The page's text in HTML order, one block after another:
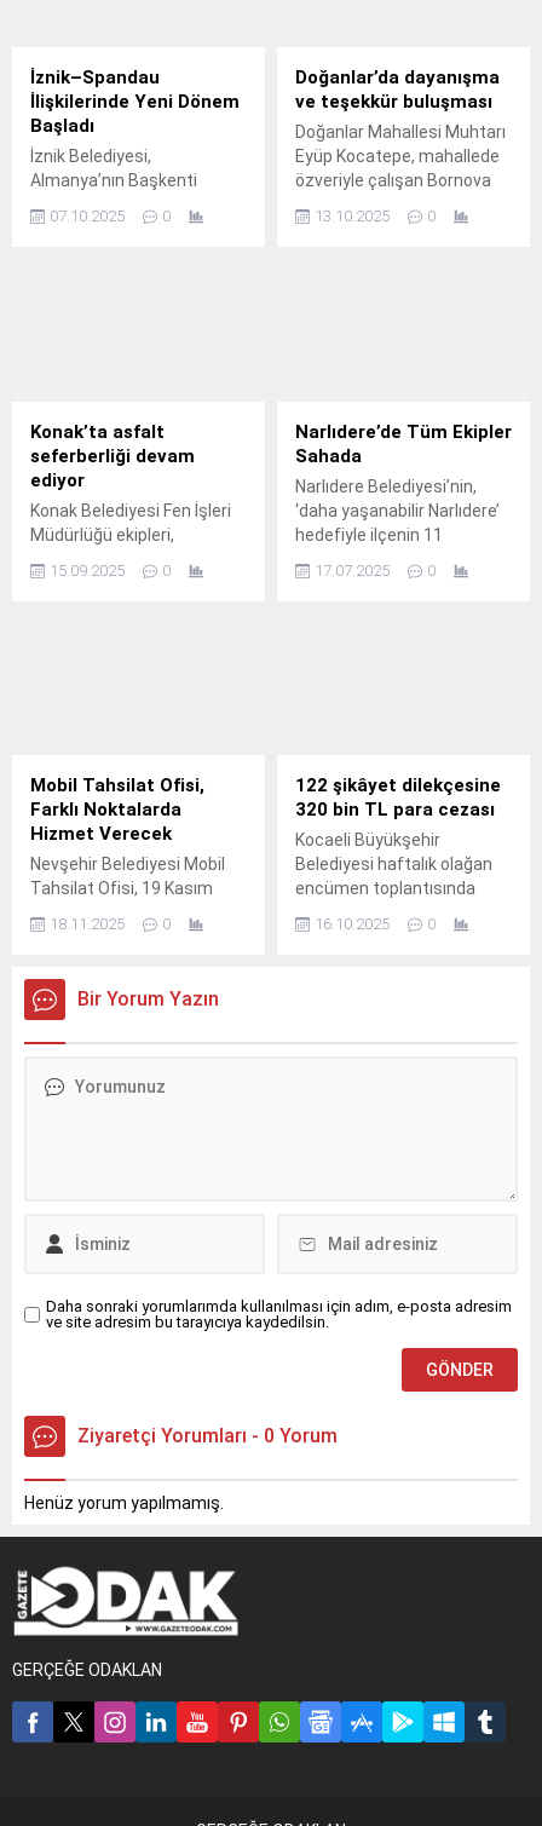
İznik–Spandau
İlişkilerinde Yeni Dönem
Başladı
İznik Belediyesi,
Almanya’nın Başkenti
Spandau’dan gelen heyeti
07.10.2025 0
Doğanlar’da dayanışma
ve teşekkür buluşması
Doğanlar Mahallesi Muhtarı
Eyüp Kocatepe, mahallede
özveriyle çalışan Bornova
ekibine teşekkür plaketi
13.10.2025 0
Konak’ta asfalt
seferberliği devam
ediyor
Konak Belediyesi Fen İşleri
Müdürlüğü ekipleri,
çalışmalarını tam gaz
15.09.2025 0
Narlıdere’de Tüm Ekipler
Sahada
Narlıdere Belediyesi’nin,
‘daha yaşanabilir Narlıdere’
hedefiyle ilçenin 11
hizmet seferberliği devam
17.07.2025 0
Mobil Tahsilat Ofisi,
Farklı Noktalarda
Hizmet Verecek
Nevşehir Belediyesi Mobil
Tahsilat Ofisi, 19 Kasım
tarihleri arasında
mahallelerinde hizmet
verecek.
18.11.2025 0
122 şikâyet dilekçesine
320 bin TL para cezası
Kocaeli Büyükşehir
Belediyesi haftalık olağan
encümen toplantısında
ve yolcunun konforunu
16.10.2025 0
Bir Yorum Yazın
Daha sonraki yorumlarımda kullanılması için adım, e-posta adresim
ve site adresim bu tarayıcıya kaydedilsin.
Ziyaretçi Yorumları - 0 Yorum
Henüz yorum yapılmamış.
GERÇEĞE ODAKLAN